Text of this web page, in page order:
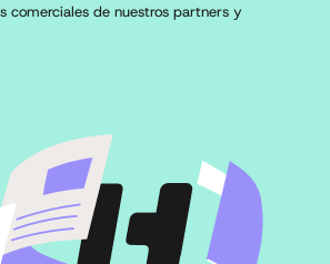
comerciales de nuestros partners y